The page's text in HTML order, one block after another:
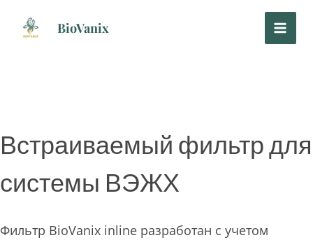
BioVanix
Встраиваемый фильтр для
системы ВЭЖХ
Фильтр BioVanix inline разработан с учетом